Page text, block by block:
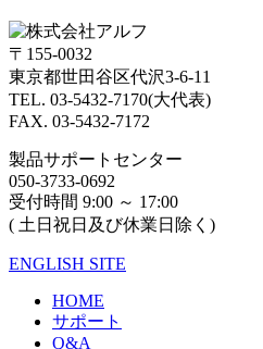
〒155-0032
東京都世田谷区代沢3-6-11
TEL. 03-5432-7170(大代表)
FAX. 03-5432-7172
製品サポートセンター
050-3733-0692
受付時間 9:00 ～ 17:00
( 土日祝日及び休業日除く)
ENGLISH SITE
HOME
サポート
Q&A